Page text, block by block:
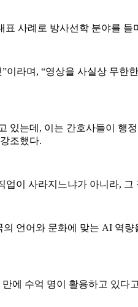
사례로 방사선학 분야를
라며, “영상을 사실상 무
는데, 이는 간호사들이 행
조했다.
이 사라지느냐가 아니라,
언어와 문화에 맞는 AI 역
에 수억 명이 활용하고 있다